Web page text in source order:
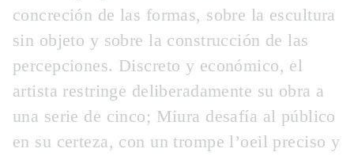
concreción de las formas, sobre la escultura
sin objeto y sobre la construcción de las
percepciones. Discreto y económico, el
artista restringe deliberadamente su obra a
una serie de cinco; Miura desafía al público
en su certeza, con un trompe l’oeil preciso y